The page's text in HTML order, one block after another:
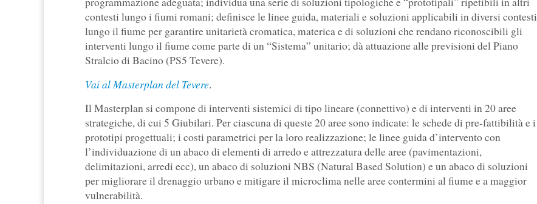
contesti lungo i fiumi romani; definisce le linee guida, materiali e soluzioni applicabili in diversi contesti
lungo il fiume per garantire unitarietà cromatica, materica e di soluzioni che rendano riconoscibili gli
interventi lungo il fiume come parte di un “Sistema” unitario; dà attuazione alle previsioni del Piano
Stralcio di Bacino (PS5 Tevere).
Vai al Masterplan del Tevere.
Il Masterplan si compone di interventi sistemici di tipo lineare (connettivo) e di interventi in 20 aree
strategiche, di cui 5 Giubilari. Per ciascuna di queste 20 aree sono indicate: le schede di pre-fattibilità e i
prototipi progettuali; i costi parametrici per la loro realizzazione; le linee guida d’intervento con
l’individuazione di un abaco di elementi di arredo e attrezzatura delle aree (pavimentazioni,
delimitazioni, arredi ecc), un abaco di soluzioni NBS (Natural Based Solution) e un abaco di soluzioni
per migliorare il drenaggio urbano e mitigare il microclima nelle aree contermini al fiume e a maggior
vulnerabilità.